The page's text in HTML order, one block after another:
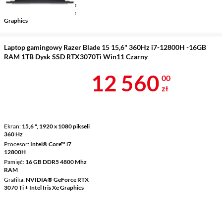
Grafika NVIDIA® GeForce
RTX™ 3080 Ti + Intel Iris Xe
Graphics
Laptop gamingowy Razer Blade 15 15,6" 360Hz i7-12800H -16GB
RAM 1TB Dysk SSD RTX3070Ti Win11 Czarny
Ekran 15,6 ", 1920 x 1080 pikseli
360 Hz
Procesor Intel® Core™ i7
12800H
Pamięć 16 GB DDR5 4800 Mhz
RAM
Grafika NVIDIA® GeForce RTX
3070 Ti + Intel Iris Xe Graphics
Cena 12 560
12 560 00
zł